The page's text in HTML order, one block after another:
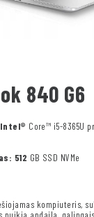
840 G6
Core™ i5-8365U
512 GB SSD NVMe
kompiuteris,
puikia apdaila,